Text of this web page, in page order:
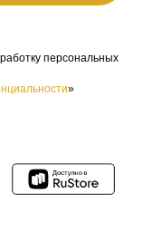
персональных
»